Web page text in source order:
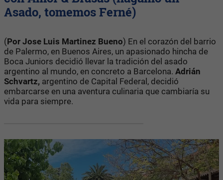
Asado, tomemos Ferné)
(Por Jose Luis Martinez Bueno) En el corazón del barrio
de Palermo, en Buenos Aires, un apasionado hincha de
Boca Juniors decidió llevar la tradición del asado
argentino al mundo, en concreto a Barcelona. Adrián
Schvartz, argentino de Capital Federal, decidió
embarcarse en una aventura culinaria que cambiaría su
vida para siempre.